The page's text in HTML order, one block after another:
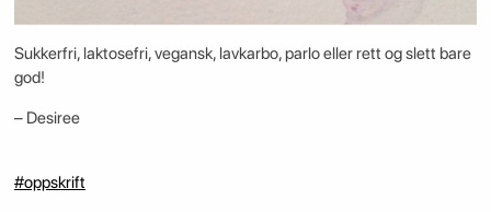
Sukkerfri, laktosefri, vegansk, lavkarbo, parlo eller rett og slett bare
god!
– Desiree
#oppskrift